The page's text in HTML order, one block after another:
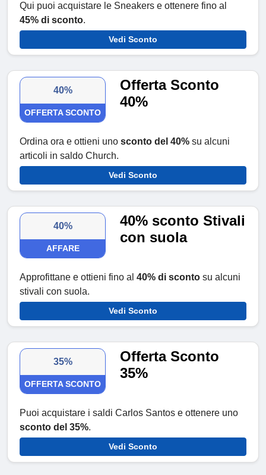
Qui puoi acquistare le Sneakers e ottenere fino al
45% di sconto.
Vedi Sconto
40%
OFFERTA SCONTO
Offerta Sconto
40%
Ordina ora e ottieni uno sconto del 40% su alcuni
articoli in saldo Church.
Vedi Sconto
40%
AFFARE
40% sconto Stivali
con suola
Approfittane e ottieni fino al 40% di sconto su alcuni
stivali con suola.
Vedi Sconto
35%
OFFERTA SCONTO
Offerta Sconto
35%
Puoi acquistare i saldi Carlos Santos e ottenere uno
sconto del 35%.
Vedi Sconto